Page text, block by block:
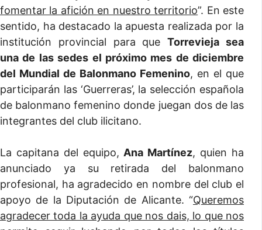
fomentar la afición en nuestro territorio”. En este
sentido, ha destacado la apuesta realizada por la
institución provincial para queTorrevieja sea
una de las sedes el próximo mes de diciembre
del Mundial de Balonmano Femenino, en el que
participarán las ‘Guerreras’, la selección española
de balonmano femenino donde juegan dos de las
integrantes del club ilicitano.
La capitana del equipo, Ana Martínez, quien ha
anunciado ya su retirada del balonmano
profesional, ha agradecido en nombre del club el
apoyo de la Diputación de Alicante. “Queremos
agradecer toda la ayuda que nos dais, lo que nos